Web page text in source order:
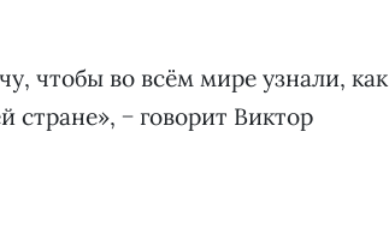
чтобы во всём мире узнали, как
стране», − говорит Виктор